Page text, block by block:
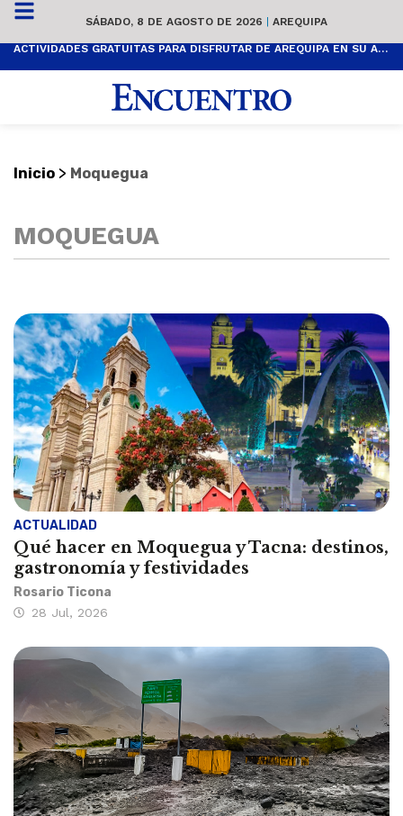
SÁBADO, 8 DE AGOSTO DE 2026 | AREQUIPA
ACTIVIDADES GRATUITAS PARA DISFRUTAR DE AREQUIPA EN SU ANIVERSARIO
Inicio > Moquegua
MOQUEGUA
ACTUALIDAD
Qué hacer en Moquegua y Tacna: destinos,
gastronomía y festividades
Rosario Ticona
28 Jul, 2026